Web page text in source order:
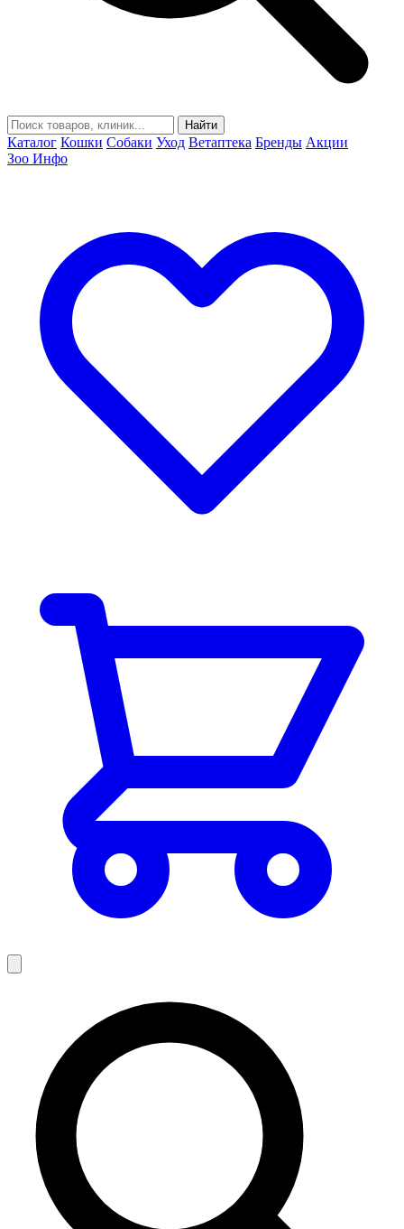
Найти
Каталог Кошки Собаки Уход Ветаптека Бренды Акции
Зоо Инфо